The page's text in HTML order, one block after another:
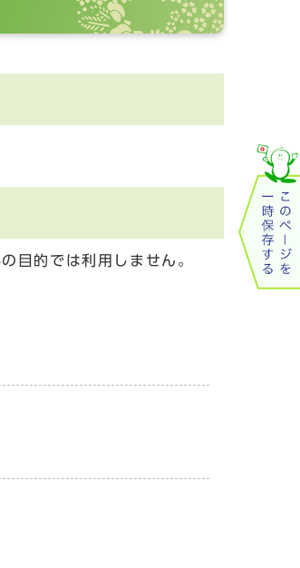
目的では利用しません。